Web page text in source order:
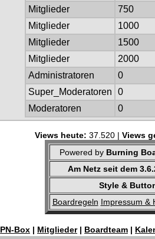
Mitglieder
750
Mitglieder
1000
Mitglieder
1500
Mitglieder
2000
Administratoren
0
Super_Moderatoren
0
Moderatoren
0
Views heute: 37.520 | Views
Powered by Burning
Am Netz seit dem
Style &
Boardregeln Impressum &
PN-Box | Mitglieder| Boardteam |